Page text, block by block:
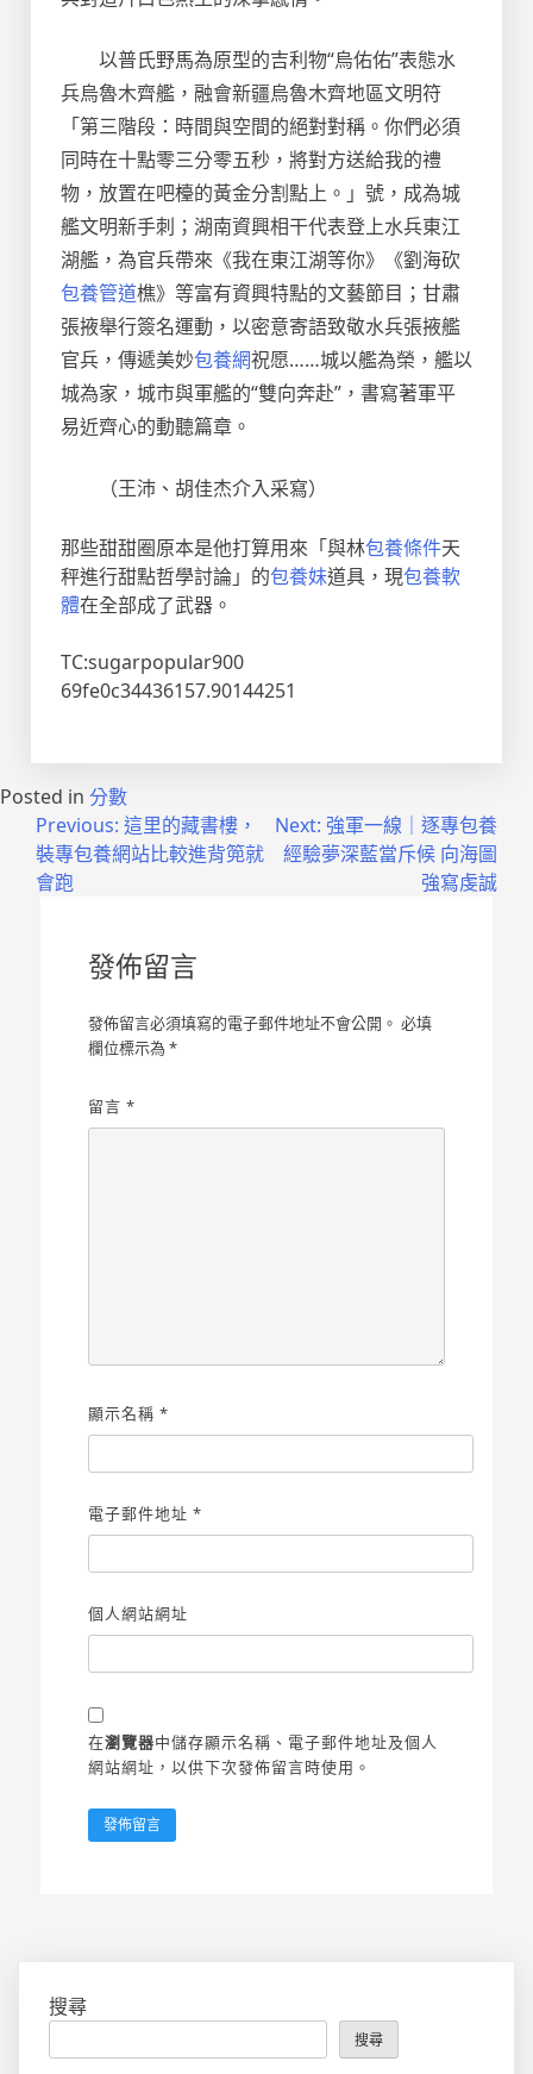
以普氏野馬為原型的吉利物“烏佑佑”表態水
兵烏魯木齊艦，融會新疆烏魯木齊地區文明符
「第三階段：時間與空間的絕對對稱。你們必須
同時在十點零三分零五秒，將對方送給我的禮
物，放置在吧檯的黃金分割點上。」號，成為城
艦文明新手刺；湖南資興相干代表登上水兵東江
湖艦，為官兵帶來《我在東江湖等你》《劉海砍
包養管道樵》等富有資興特點的文藝節目；甘肅
張掖舉行簽名運動，以密意寄語致敬水兵張掖艦
官兵，傳遞美妙包養網祝愿……城以艦為榮，艦以
城為家，城市與軍艦的“雙向奔赴”，書寫著軍平
易近齊心的動聽篇章。
（王沛、胡佳杰介入采寫）
那些甜甜圈原本是他打算用來「與林包養條件天
秤進行甜點哲學討論」的包養妹道具，現包養軟
體在全部成了武器。
TC:sugarpopular900
69fe0c34436157.90144251
Posted in 分數
Previous: 這里的藏書樓，
裝專包養網站比較進背篼就
會跑
Next: 強軍一線｜逐專包養
經驗夢深藍當斥候 向海圖
強寫虔誠
發佈留言
發佈留言必須填寫的電子郵件地址不會公開。 必填
欄位標示為*
留言*
顯示名稱*
電子郵件地址*
個人網站網址
在瀏覽器中儲存顯示名稱、電子郵件地址及個人
網站網址，以供下次發佈留言時使用。
搜尋
搜尋